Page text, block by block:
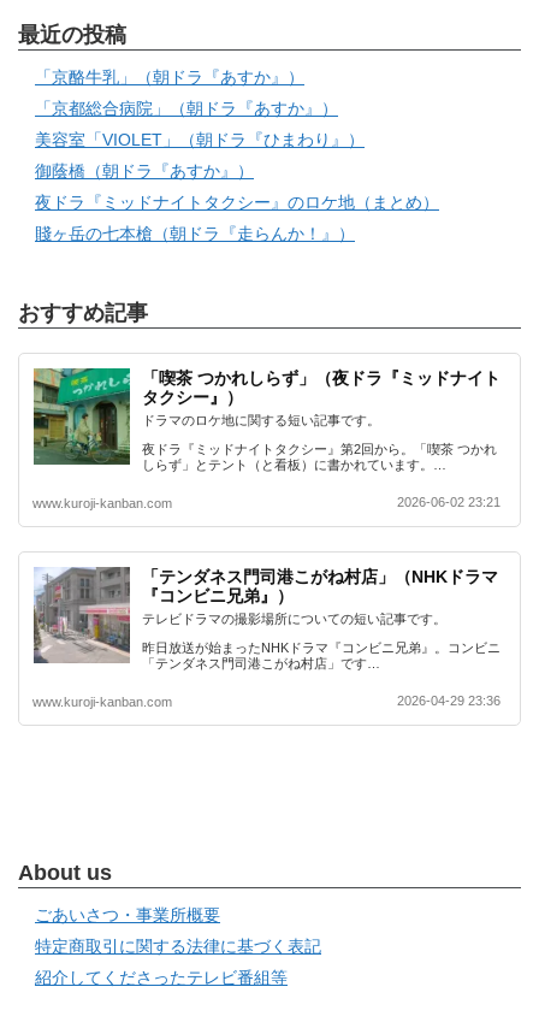
最近の投稿
「京酪牛乳」（朝ドラ『あすか』）
「京都総合病院」（朝ドラ『あすか』）
美容室「VIOLET」（朝ドラ『ひまわり』）
御蔭橋（朝ドラ『あすか』）
夜ドラ『ミッドナイトタクシー』のロケ地（まとめ）
賤ヶ岳の七本槍（朝ドラ『走らんか！』）
おすすめ記事
「喫茶 つかれしらず」（夜ドラ『ミッドナイト
タクシー』）
ドラマのロケ地に関する短い記事です。
夜ドラ『ミッドナイトタクシー』第2回から。「喫茶 つかれ
しらず」とテント（と看板）に書かれています。…
www.kuroji-kanban.com 2026-06-02 23:21
「テンダネス門司港こがね村店」（NHKドラマ
『コンビニ兄弟』）
テレビドラマの撮影場所についての短い記事です。
昨日放送が始まったNHKドラマ『コンビニ兄弟』。コンビニ
「テンダネス門司港こがね村店」です…
www.kuroji-kanban.com 2026-04-29 23:36
About us
ごあいさつ・事業所概要
特定商取引に関する法律に基づく表記
紹介してくださったテレビ番組等